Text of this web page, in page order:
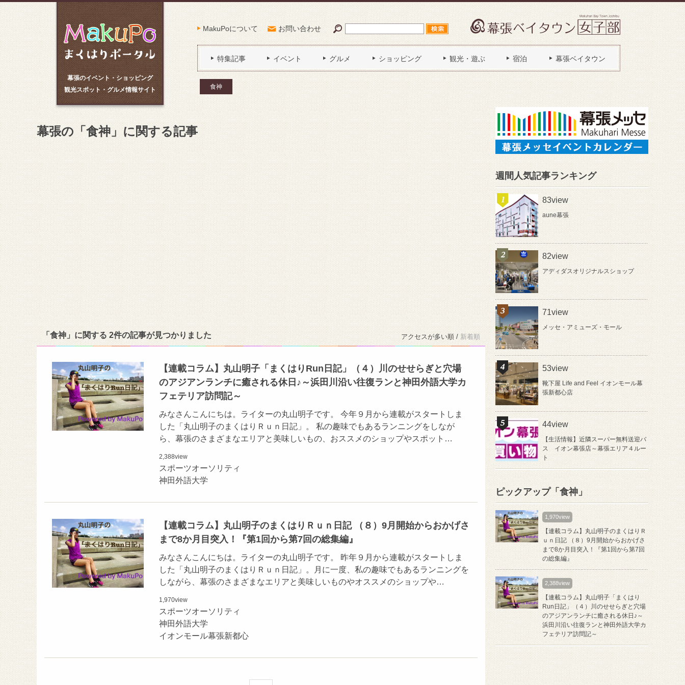
幕張のイベント・ショッピング
観光スポット・グルメ情報サイト
MakuPoについて お問い合わせ
特集記事 イベント グルメ ショッピング 観光・遊ぶ 宿泊 幕張ベイタウン
食神
幕張の「食神」に関する記事
「食神」に関する 2件の記事が見つかりました アクセスが多い順 / 新着順
【連載コラム】丸山明子「まくはりRun日記」（４）川のせせらぎと穴場
のアジアンランチに癒される休日♪～浜田川沿い往復ランと神田外語大学カ
フェテリア訪問記～
みなさんこんにちは。ライターの丸山明子です。 今年９月から連載がスタートしま
した「丸山明子のまくはりＲｕｎ日記」。 私の趣味でもあるランニングをしなが
ら、幕張のさまざまなエリアと美味しいもの、おススメのショップやスポット…
2,388view
スポーツオーソリティ
神田外語大学
【連載コラム】丸山明子のまくはりＲｕｎ日記 （８）9月開始からおかげさ
まで8か月目突入！『第1回から第7回の総集編』
みなさんこんにちは。ライターの丸山明子です。 昨年９月から連載がスタートしま
した「丸山明子のまくはりＲｕｎ日記」。月に一度、私の趣味でもあるランニングを
しながら、幕張のさまざまなエリアと美味しいものやオススメのショップや…
1,970view
スポーツオーソリティ
神田外語大学
イオンモール幕張新都心
週間人気記事ランキング
83view
aune幕張
82view
アディダスオリジナルスショップ
71view
メッセ・アミューズ・モール
53view
靴下屋 Life and Feel イオンモール幕
張新都心店
44view
【生活情報】近隣スーパー無料送迎バ
ス イオン幕張店～幕張エリア４ルー
ト
ピックアップ「食神」
1,970view
【連載コラム】丸山明子のまくはりＲ
ｕｎ日記 （８）9月開始からおかげさ
まで8か月目突入！『第1回から第7回
の総集編』
2,388view
【連載コラム】丸山明子「まくはり
Run日記」（４）川のせせらぎと穴場
のアジアンランチに癒される休日♪～
浜田川沿い往復ランと神田外語大学カ
フェテリア訪問記～